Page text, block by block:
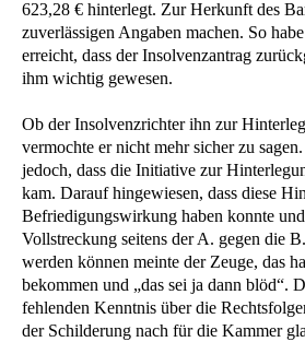
623,28 € hinterlegt. Zur Herkunft des
zuverlässigen Angaben machen. So
erreicht, dass der Insolvenzantrag
ihm wichtig gewesen.
Ob der Insolvenzrichter ihn zur
vermochte er nicht mehr sicher zu
jedoch, dass die Initiative zur
kam. Darauf hingewiesen, dass diese
Befriedigungswirkung haben konnte
Vollstreckung seitens der A. gegen die
werden können meinte der Zeuge, das
bekommen und „das sei ja dann blöd“.
fehlenden Kenntnis über die
der Schilderung nach für die Kammer